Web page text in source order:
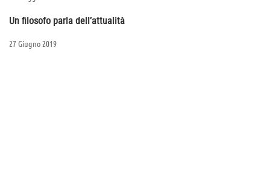
Un filosofo parla dell’attualità
27 Giugno 2019